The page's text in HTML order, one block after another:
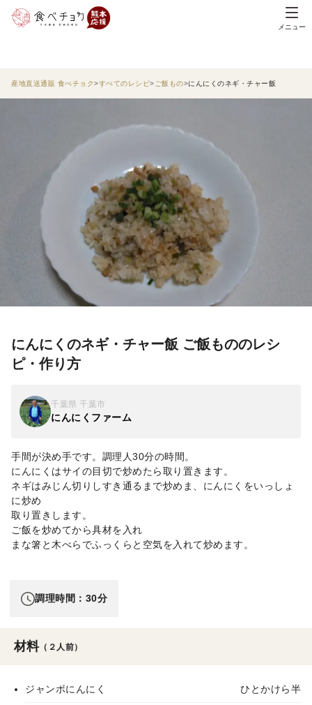
メニュー
産地直送通販 食べチョク すべてのレシピ ご飯もの にんにくのネギ・チャー飯
にんにくのネギ・チャー飯 ご飯もののレシ
ピ・作り方
千葉県 千葉市
にんにくファーム
手間が決め手です。調理人30分の時間。
にんにくはサイの目切で炒めたら取り置きます。
ネギはみじん切りしすき通るまで炒めま、にんにくをいっしょ
に炒め
取り置きします。
ご飯を炒めてから具材を入れ
まな箸と木べらでふっくらと空気を入れて炒めます。
材料（２人前）
ジャンボにんにく ひとかけら半
調理時間：30分